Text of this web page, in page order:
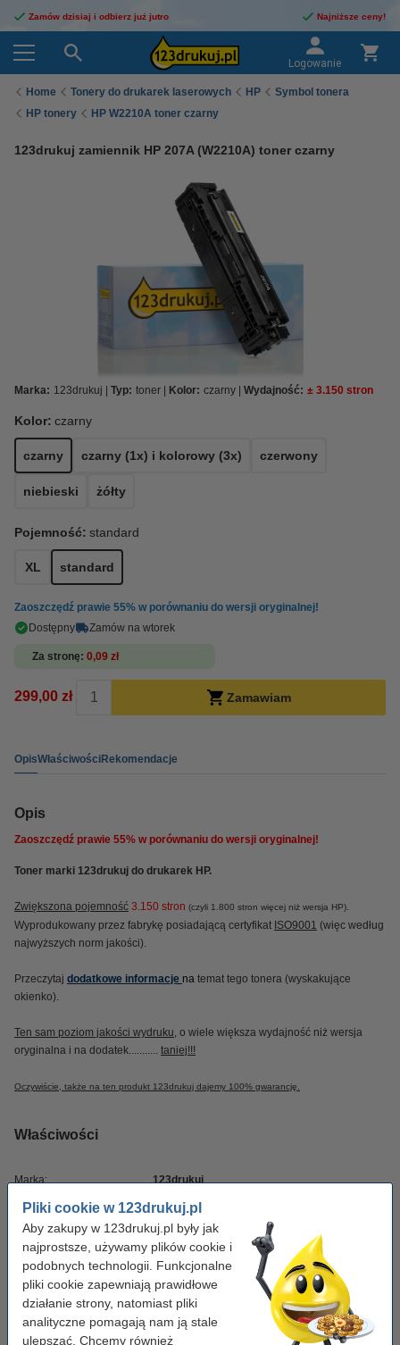
Pliki cookie w 123drukuj.pl
Aby zakupy w 123drukuj.pl były jak
najprostsze, używamy plików cookie i
podobnych technologii. Funkcjonalne
pliki cookie zapewniają prawidłowe
działanie strony, natomiast pliki
analityczne pomagają nam ją stale
ulepszać. Chcemy również
Zamów dzisiaj i odbierz już jutro Najniższe ceny!
Logowanie
Home Tonery do drukarek laserowych HP
Symbol tonera
HP tonery
HP W2210A toner czarny
123drukuj zamiennik HP 207A (W2210A) toner czarny
Marka: 123drukuj Typ: toner Kolor: czarny Wydajność: ± 3.150 stron
Kolor: czarny
czarny czarny (1x) i kolorowy (3x) czerwony
niebieski żółty
Pojemność: standard
XL standard
Zaoszczędź prawie 55% w porównaniu do wersji oryginalnej!
Dostępny
Zamów na wtorek
Za stronę 0,09 zł
299,00 zł Zamawiam
OpisWłaściwościRekomendacje
Opis
Zaoszczędź prawie 55% w porównaniu do wersji oryginalnej!
Toner marki 123drukuj do drukarek HP.
Zwiększona pojemność 3.150 stron (czyli 1.800 stron więcej niż wersja HP).
Wyprodukowany przez fabrykę posiadającą certyfikat ISO9001 (więc według
najwyższych norm jakości).
Przeczytaj dodatkowe informacje na temat tego tonera (wyskakujące
okienko).
Ten sam poziom jakości wydruku, o wiele większa wydajność niż wersja
oryginalna i na dodatek........... taniej!!!
Oczywiście, także na ten produkt 123drukuj dajemy 100% gwarancję.
Właściwości
Marka: 123drukuj
Typ: toner
Kolor: czarny
Wydajność: ± 3.150 stron
OEM: W2210A
Numer artykułu: 093043